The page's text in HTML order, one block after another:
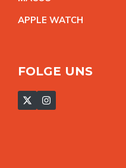
APPLE WATCH
FOLGE UNS